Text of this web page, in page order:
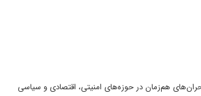
هم‌زمان در حوزه‌های امنیتی، اقتصادی و سیاسی